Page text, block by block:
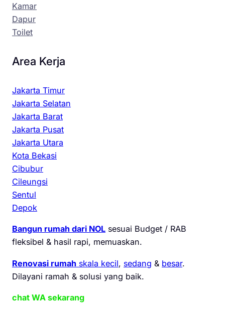
Kamar
Dapur
Toilet
Area Kerja
Jakarta Timur
Jakarta Selatan
Jakarta Barat
Jakarta Pusat
Jakarta Utara
Kota Bekasi
Cibubur
Cileungsi
Sentul
Depok
Bangun rumah dari NOL sesuai Budget / RAB
fleksibel & hasil rapi, memuaskan.
Renovasi rumah skala kecil, sedang & besar.
Dilayani ramah & solusi yang baik.
chat WA sekarang